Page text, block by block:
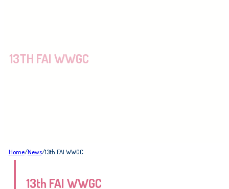
13TH FAI WWGC
Home/News/13th FAI WWGC
13th FAI WWGC